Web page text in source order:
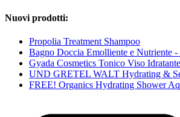
Nuovi prodotti:
Propolia Treatment Shampoo
Bagno Doccia Emolliente e Nutriente -
Gyada Cosmetics Tonico Viso Idratante
UND GRETEL WALT Hydrating &
FREE! Organics Hydrating Shower